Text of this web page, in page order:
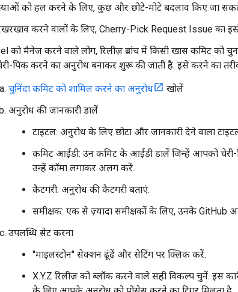
को हल करने के लिए, कुछ और छोटे-मोटे बदलाव किए जा
करने वालों के लिए, Cherry-Pick Request Issue का
को मैनेज करने वाले लोग, रिलीज़ ब्रांच में किसी खास कमिट को
पिक करने का अनुरोध बनाकर शुरू की जाती है. इसे करने का
चुनिंदा कमिट को शामिल करने का अनुरोध
खोलें
अनुरोध की जानकारी डालें
टाइटल: अनुरोध के लिए छोटा और जानकारी देने वाला
कमिट आईडी: उन कमिट के आईडी डालें जिन्हें आपको
उन्हें कॉमा लगाकर अलग करें.
कैटगरी: अनुरोध की कैटगरी बताएं.
समीक्षक: एक से ज़्यादा समीक्षकों के लिए, उनके GitHub
उपलब्धि सेट करना
"माइलस्टोन" सेक्शन ढूंढें और सेटिंग पर क्लिक करें.
X.Y.Z रिलीज़ को ब्लॉक करने वाले सही विकल्प चुनें. इस